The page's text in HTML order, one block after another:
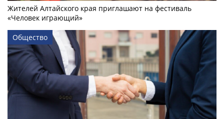
Жителей Алтайского края приглашают на фестиваль
«Человек играющий»
Общество